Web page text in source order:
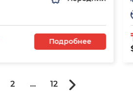
Подробнее
2 ... 12